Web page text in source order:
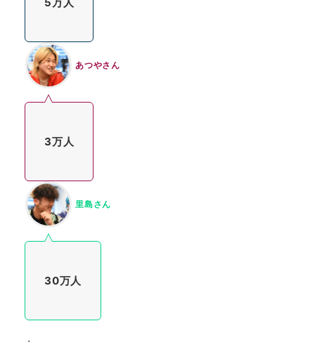
あつやさん
3万人
里島さん
30万人
・